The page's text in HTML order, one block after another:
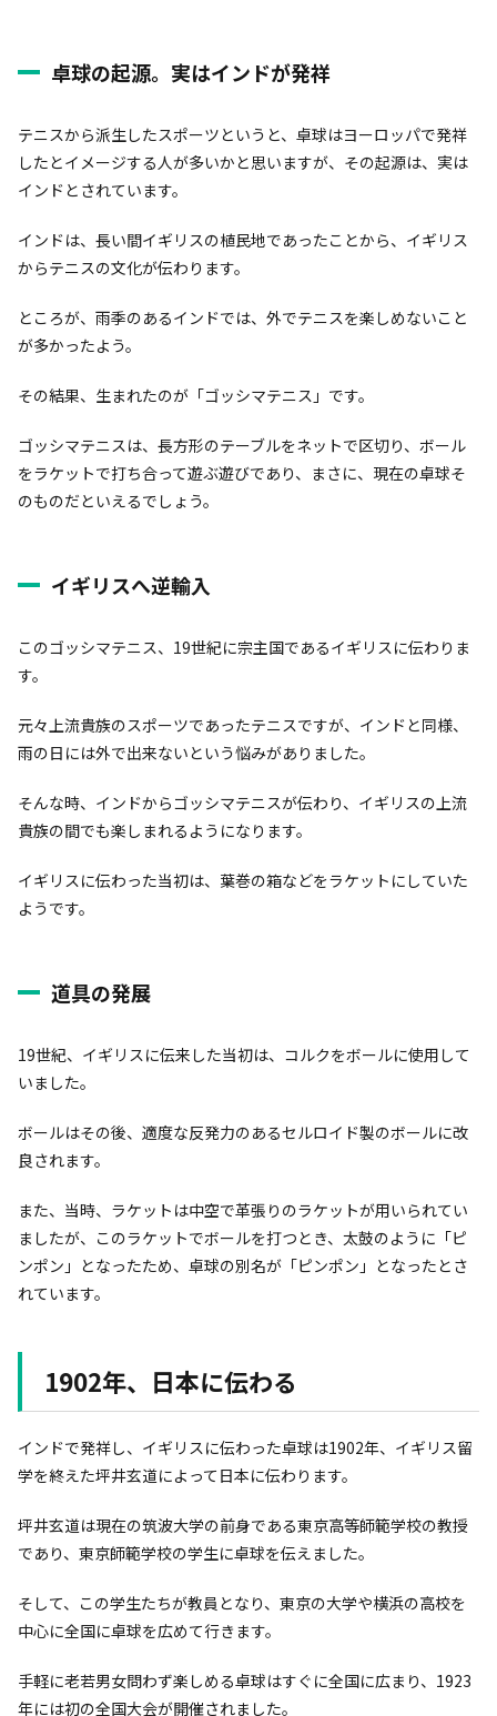
卓球の起源。実はインドが発祥
テニスから派生したスポーツというと、卓球はヨーロッパで発祥
したとイメージする人が多いかと思いますが、その起源は、実は
インドとされています。
インドは、長い間イギリスの植民地であったことから、イギリス
からテニスの文化が伝わります。
ところが、雨季のあるインドでは、外でテニスを楽しめないこと
が多かったよう。
その結果、生まれたのが「ゴッシマテニス」です。
ゴッシマテニスは、長方形のテーブルをネットで区切り、ボール
をラケットで打ち合って遊ぶ遊びであり、まさに、現在の卓球そ
のものだといえるでしょう。
イギリスへ逆輸入
このゴッシマテニス、19世紀に宗主国であるイギリスに伝わりま
す。
元々上流貴族のスポーツであったテニスですが、インドと同様、
雨の日には外で出来ないという悩みがありました。
そんな時、インドからゴッシマテニスが伝わり、イギリスの上流
貴族の間でも楽しまれるようになります。
イギリスに伝わった当初は、葉巻の箱などをラケットにしていた
ようです。
道具の発展
19世紀、イギリスに伝来した当初は、コルクをボールに使用して
いました。
ボールはその後、適度な反発力のあるセルロイド製のボールに改
良されます。
また、当時、ラケットは中空で革張りのラケットが用いられてい
ましたが、このラケットでボールを打つとき、太鼓のように「ピ
ンポン」となったため、卓球の別名が「ピンポン」となったとさ
れています。
1902年、日本に伝わる
インドで発祥し、イギリスに伝わった卓球は1902年、イギリス留
学を終えた坪井玄道によって日本に伝わります。
坪井玄道は現在の筑波大学の前身である東京高等師範学校の教授
であり、東京師範学校の学生に卓球を伝えました。
そして、この学生たちが教員となり、東京の大学や横浜の高校を
中心に全国に卓球を広めて行きます。
手軽に老若男女問わず楽しめる卓球はすぐに全国に広まり、1923
年には初の全国大会が開催されました。